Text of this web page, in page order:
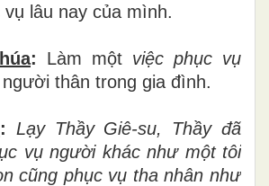
lâu nay của mình.
: Làm một việc phục vụ
thân trong gia đình.
: Lạy Thầy Giê-su, Thầy đã
vụ người khác như một tôi
cũng phục vụ tha nhân như